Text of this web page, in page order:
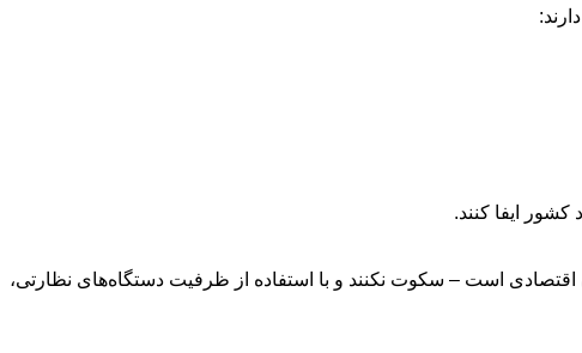
است – سکوت نکنند و با استفاده از ظرفیت دستگاه‌های نظارتی،